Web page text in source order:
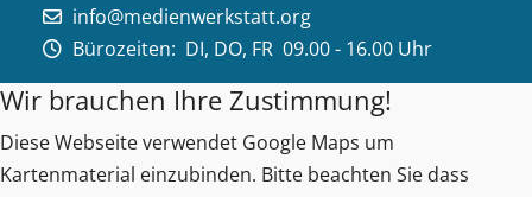
info@medienwerkstatt.org
Bürozeiten: DI, DO, FR 09.00 - 16.00 Uhr
Wir brauchen Ihre Zustimmung!
Diese Webseite verwendet Google Maps um
Kartenmaterial einzubinden. Bitte beachten Sie dass